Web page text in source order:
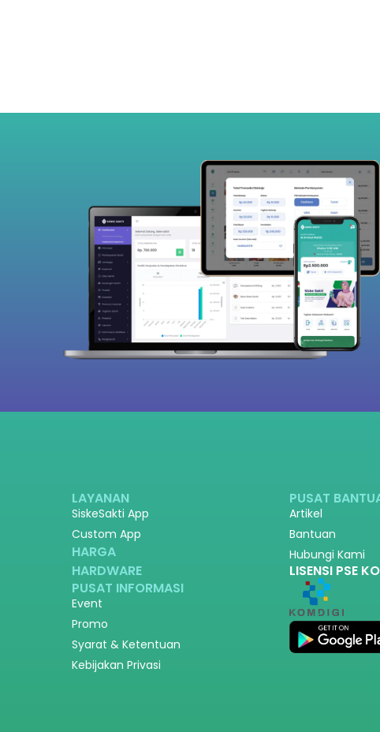
LAYANAN
SiskeSakti App
Custom App
HARGA
HARDWARE
PUSAT INFORMASI
Event
Promo
Syarat & Ketentuan
Kebijakan Privasi
PUSAT
Artikel
Bantuan
Hubungi Kami
LISENSI PSE